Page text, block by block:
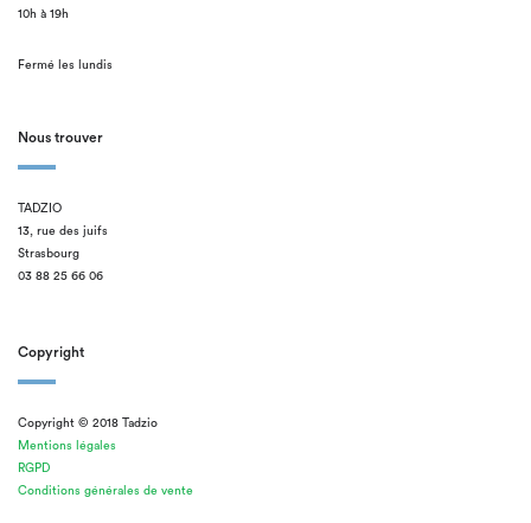
10h à 19h
Fermé les lundis
Nous trouver
TADZIO
13, rue des juifs
Strasbourg
03 88 25 66 06
Copyright
Copyright © 2018 Tadzio
Mentions légales
RGPD
Conditions générales de vente